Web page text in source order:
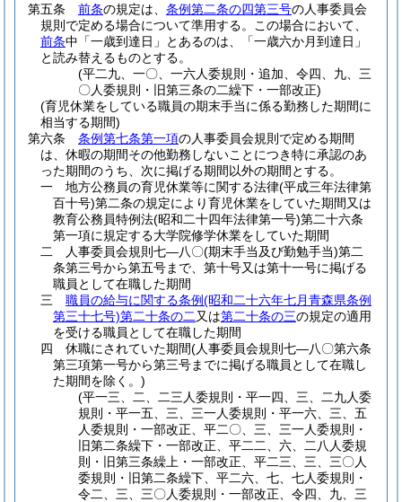
第五条 前条の規定は、 条例第二条の四第三号の人事委員会
規則で定める場合について準用する。
この場合において、
前条中「一歳到達日」とあるのは、「一歳六か月到達日」
と読み替えるものとする。
(平二九、一〇、一六人委規則・追加、令四、九、三
〇人委規則・旧第三条の二繰下・一部改正)
(育児休業をしている職員の期末手当に係る勤務した期間に
相当する期間)
第六条
条例第七条第一項の人事委員会規則で定める期間
は、休暇の期間その他勤務しないことにつき特に承認のあ
った期間のうち、次に掲げる期間以外の期間とする。
一
地方公務員の育児休業等に関する法律(平成三年法律第
百十号)第二条の規定により育児休業をしていた期間又は
教育公務員特例法(昭和二十四年法律第一号)第二十六条
第一項に規定する大学院修学休業をしていた期間
二
人事委員会規則七―八〇(期末手当及び勤勉手当)第二
条第三号から第五号まで、第十号又は第十一号に掲げる
職員として在職した期間
三
職員の給与に関する条例(昭和二十六年七月青森県条例
第三十七号)第二十条の二 又は第二十条の三の規定の適用
を受ける職員として在職した期間
四
休職にされていた期間(人事委員会規則七―八〇第六条
第三項第一号から第三号までに掲げる職員として在職し
た期間を除く。)
(平一三、二、二三人委規則・平一四、三、二九人委
規則・平一五、三、三一人委規則・平一六、三、五
人委規則・一部改正、平二〇、三、三一人委規則・
旧第二条繰下・一部改正、平二二、六、二八人委規
則・旧第三条繰上・一部改正、平二三、三、三〇人
委規則・旧第二条繰下、平二六、七、七人委規則・
令二、三、三〇人委規則・一部改正、令四、九、三